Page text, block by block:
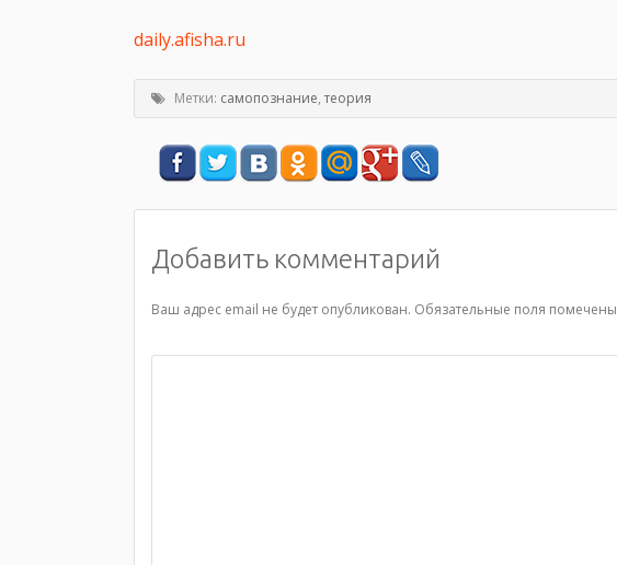
daily.afisha.ru
Метки: самопознание,теория
Добавить комментарий
Ваш адрес email не будет опубликован. Обязательные поля помечены